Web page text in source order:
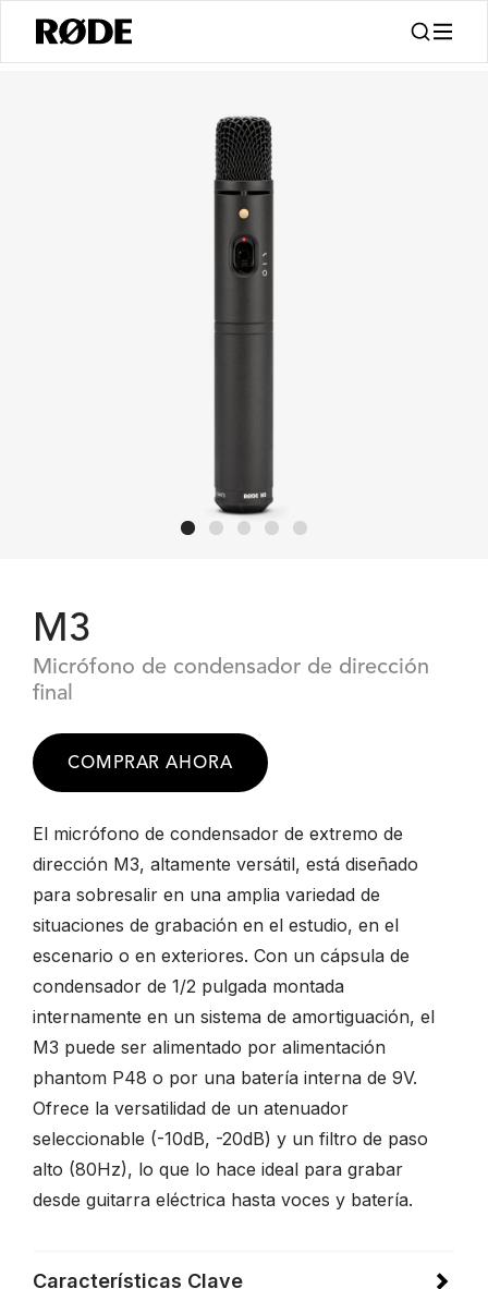
M3
Micrófono de condensador de dirección
final
COMPRAR AHORA
El micrófono de condensador de extremo de
dirección M3, altamente versátil, está diseñado
para sobresalir en una amplia variedad de
situaciones de grabación en el estudio, en el
escenario o en exteriores. Con un cápsula de
condensador de 1/2 pulgada montada
internamente en un sistema de amortiguación, el
M3 puede ser alimentado por alimentación
phantom P48 o por una batería interna de 9V.
Ofrece la versatilidad de un atenuador
seleccionable (-10dB, -20dB) y un filtro de paso
alto (80Hz), lo que lo hace ideal para grabar
desde guitarra eléctrica hasta voces y batería.
Características Clave